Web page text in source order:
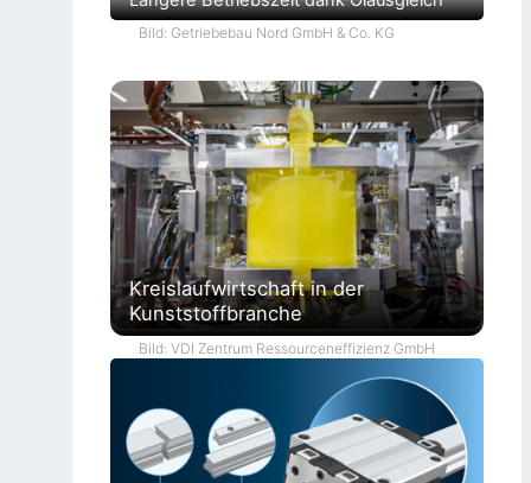
Bild: Getriebebau Nord GmbH & Co. KG
Kreislaufwirtschaft in der
Kunststoffbranche
Bild: VDI Zentrum Ressourceneffizienz GmbH